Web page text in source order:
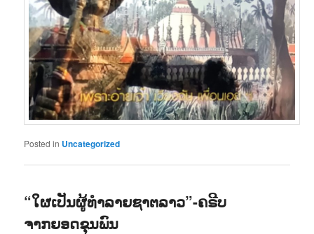
Posted in Uncategorized
“ໃຜເປັນຜູ້ທຳລາຍຊາຕລາວ”-ຄຣີບ
ຈາກຍອດຂຸນພົນ